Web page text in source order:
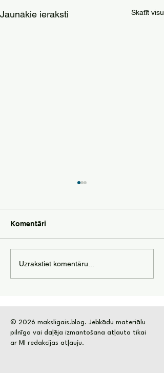
Jaunākie ieraksti Skatīt visu
Pasīvie ienākumi
izmantojot mākslīgo
Komentāri
Uzrakstiet komentāru...
© 2026 maksligais.blog. Jebkādu materiālu
pilnīga vai daļēja izmantošana atļauta tikai
ar MI redakcijas atļauju.